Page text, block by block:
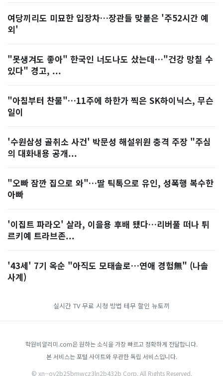
여당끼리도 미묘한 입장차…장관들 맞붙은 '주52시간 예
외'
"못생겨도 좋아" 한국인 너도나도 샀는데…"건강 망칠 수
있다" 경고, ...
"아침부터 찬물"…11주에 하한가 찍은 SK하이닉스, 무슨
일이
'수원삼성 골취소 사건' 박문성 해설위원 충격 주장 "주심
의 대화내용 공개...
"오빠 잠깐 집으로 와"…딸 틱톡으로 유인, 성폭행 복수한
아빠
'이집트 파라오' 살라, 이을용 후배 됐다…리버풀 떠나 튀
르키예 트라브존...
'43세' 7기 옥순 "아직도 모태솔로…연애 경험無" (나솔
사계)
실시간 TV 무료 시청 방법 테무 할인 뉴토끼
학원비알리미.com은 원하는 소식을 가장 빠르고 정확하게 전달합니다.
본 서비스는 포털 사이트와 무관한 독립 서비스입니다.
© xn--oy2b25bmwcz3ln2b432b Corp. All Rights Reserved.